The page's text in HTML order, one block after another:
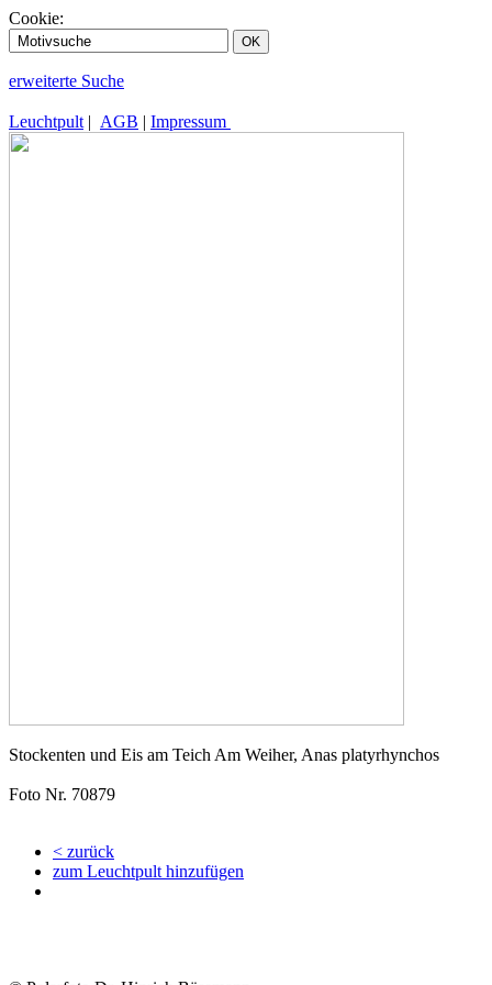
Cookie:
erweiterte Suche
Leuchtpult | AGB | Impressum
Stockenten und Eis am Teich Am Weiher, Anas platyrhynchos
Foto Nr. 70879
< zurück
zum Leuchtpult hinzufügen